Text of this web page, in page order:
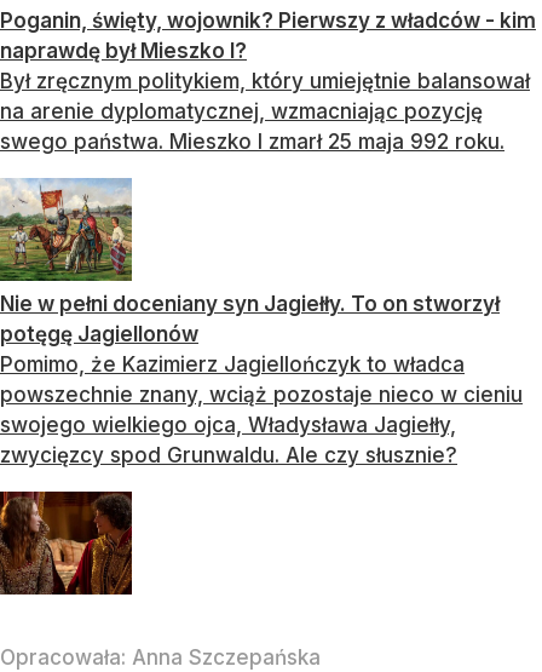
Poganin, święty, wojownik? Pierwszy z władców - kim
naprawdę był Mieszko I?
Był zręcznym politykiem, który umiejętnie balansował
na arenie dyplomatycznej, wzmacniając pozycję
swego państwa. Mieszko I zmarł 25 maja 992 roku.
Nie w pełni doceniany syn Jagiełły. To on stworzył
potęgę Jagiellonów
Pomimo, że Kazimierz Jagiellończyk to władca
powszechnie znany, wciąż pozostaje nieco w cieniu
swojego wielkiego ojca, Władysława Jagiełły,
zwycięzcy spod Grunwaldu. Ale czy słusznie?
Opracowała: Anna Szczepańska